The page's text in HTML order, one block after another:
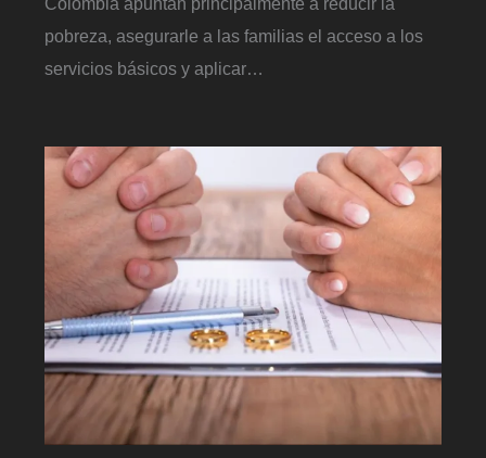
pobreza, asegurarle a las familias el acceso a los
servicios básicos y aplicar…